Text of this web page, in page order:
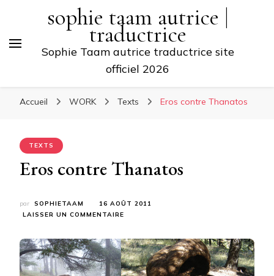
sophie taam autrice |
traductrice
Sophie Taam autrice traductrice site
officiel 2026
Accueil WORK Texts Eros contre Thanatos
TEXTS
Eros contre Thanatos
par SOPHIETAAM
16 AOÛT 2011
LAISSER UN COMMENTAIRE
THANATOS